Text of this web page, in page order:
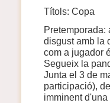
Títols: Copa
Pretemporada:
disgust amb la
com a jugador
Segueix la
Junta el 3 de
participació),
imminent d'una